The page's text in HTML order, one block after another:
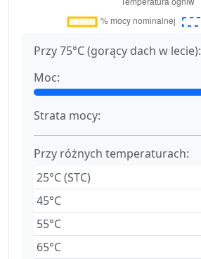
Przy 75°C (gorący dach w lecie):
Moc:
Strata mocy:
Przy różnych temperaturach:
25°C (STC)
45°C
55°C
65°C